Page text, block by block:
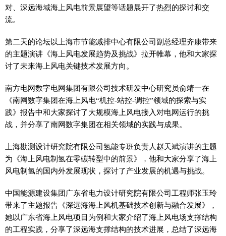
对、深远海域海上风电前景展望等话题展开了热烈的探讨和交
流。
第二天的论坛以上海市节能减排中心有限公司副总经理齐康带来
的主题演讲《海上风电发展趋势及挑战》拉开帷幕，他和大家探
讨了未来海上风电关键技术发展方向。
南方电网数字电网集团有限公司技术研发中心研究员俞靖一在
《南网数字集团在海上风电“机控-站控-调控”领域的探索与实
践》报告中和大家探讨了大规模海上风电接入对电网运行的挑
战，并分享了南网数字集团在相关领域的实践与成果。
上海勘测设计研究院有限公司氢能专班负责人赵天斌演讲的主题
为《海上风电制氢在零碳转型中的前景》，他和大家分享了海上
风电制氢的国内外发展现状，探讨了产业发展的机遇与挑战。
中国能源建设集团广东省电力设计研究院有限公司工程师张玉玲
带来了主题报告《深远海海上风机基础技术创新与融合发展》，
她以广东省海上风电项目为例和大家介绍了海上风电场支撑结构
的工程实践，分享了深远海支撑结构的技术进展，总结了深远海